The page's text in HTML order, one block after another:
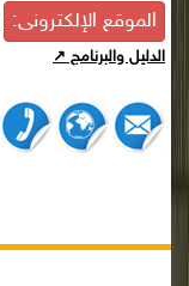
الموقع الإلكترونى:
الدليل والبرنامج ↗